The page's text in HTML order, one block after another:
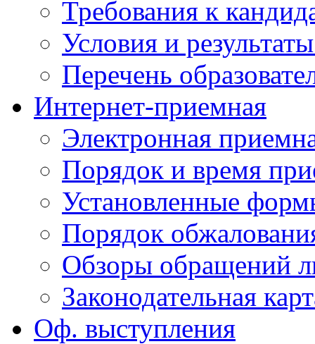
Требования к
Условия и
Перечень
Интернет-приемная
Электронная
Порядок и время
Установленные
Порядок
Обзоры обращений
Законодательная
Оф. выступления